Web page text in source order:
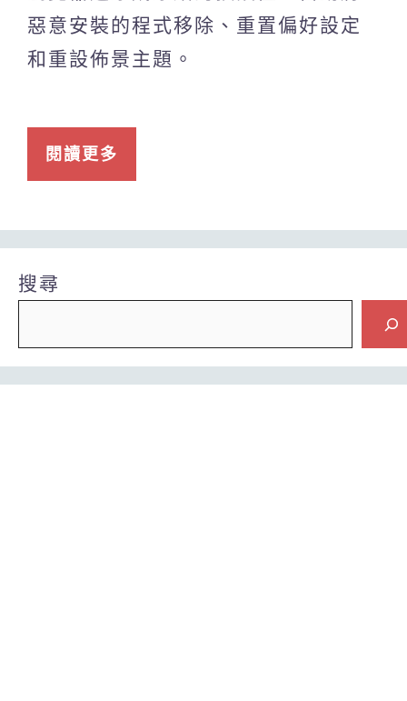
惡意安裝的程式移除、重置偏好設定
和重設佈景主題。
閱讀更多
搜尋